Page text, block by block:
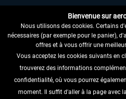
RENONCER AU CONTRAT ICI
INFORMATIONS
Bienvenue sur
Nous utilisons des cookies. Certains
nécessaires (par exemple pour le panier),
offres et à vous offrir une
Vous acceptez les cookies suivants en
trouverez des informations
confidentialité, où vous pourrez
moment. Il suffit d'aller à la page avec